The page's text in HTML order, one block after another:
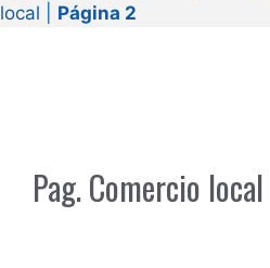
local
Página 2
Pag. Comercio local